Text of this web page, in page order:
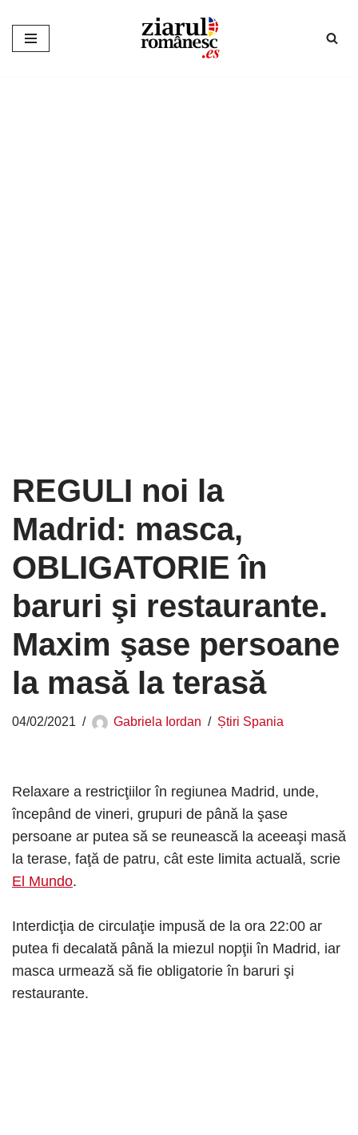
Sari
REGULI noi la
Madrid: masca,
OBLIGATORIE în
baruri şi restaurante.
Maxim şase persoane
la masă la terasă
04/02/2021 Gabriela Iordan Știri Spania
Relaxare a restricţiilor în regiunea Madrid, unde,
începând de vineri, grupuri de până la şase
persoane ar putea să se reunească la aceeaşi masă
la terase, faţă de patru, cât este limita actuală, scrie
El Mundo.
Interdicţia de circulaţie impusă de la ora 22:00 ar
putea fi decalată până la miezul nopţii în Madrid, iar
masca urmează să fie obligatorie în baruri şi
restaurante.